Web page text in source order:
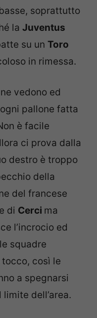
soprattutto
la Juventus
su un Toro
in rimessa.
vedono ed
pallone fatta
è facile
ci prova dalla
destro è troppo
della
del francese
di Cerci ma
l’incrocio ed
squadre
tocco, così le
a spegnarsi
dell’area.